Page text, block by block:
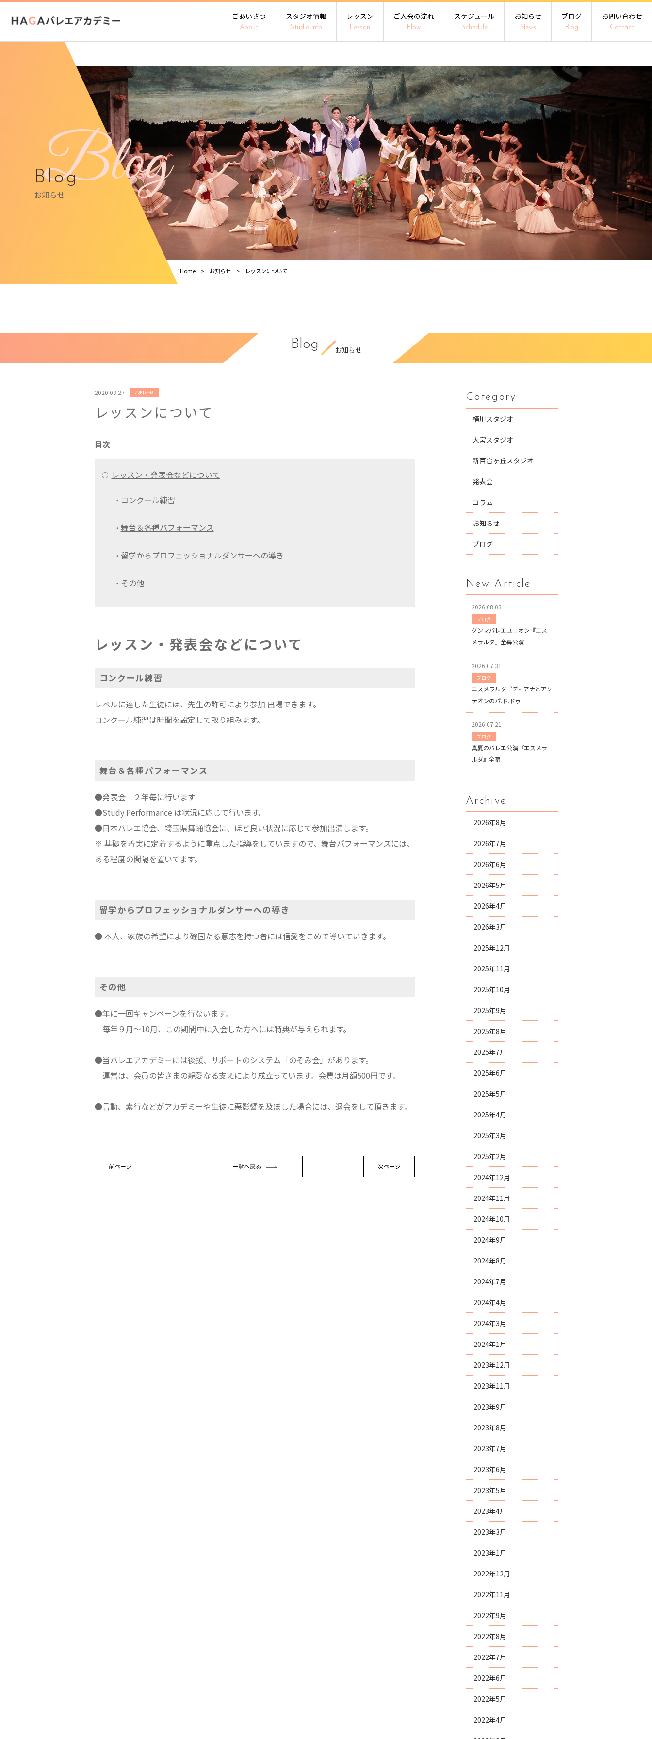
ごあいさつ
About
スタジオ情報
Studio Info
レッスン
Lesson
ご入会の流れ
Flow
スケジュール
Schedule
お知らせ
News
ブログ
Blog
お問い合わせ
Contact
Blog
Blog
お知らせ
Home お知らせ レッスンについて
Blog お知らせ
2020.03.27 お知らせ
レッスンについて
目次
○ レッスン・発表会などについて
・ コンクール練習
・ 舞台＆各種パフォーマンス
・ 留学からプロフェッショナルダンサーへの導き
・ その他
レッスン・発表会などについて
コンクール練習
レベルに達した生徒には、先生の許可により参加 出場できます。
コンクール練習は時間を設定して取り組みます。
舞台＆各種パフォーマンス
●発表会 ２年毎に行います
●Study Performance は状況に応じて行います。
●日本バレエ協会、埼玉県舞踊協会に、ほど良い状況に応じて参加出演します。
※ 基礎を着実に定着するように重点した指導をしていますので、舞台パフォーマンスには、
ある程度の間隔を置いてます。
留学からプロフェッショナルダンサーへの導き
● 本人、家族の希望により確固たる意志を持つ者には信愛をこめて導いていきます。
その他
●年に一回キャンペーンを行ないます。
毎年９月〜10月、この期間中に入会した方へには特典が与えられます。
●当バレエアカデミーには後援、サポートのシステム「のぞみ会」があります。
運営は、会員の皆さまの親愛なる支えにより成立っています。会費は月額500円です。
●言動、素行などがアカデミーや生徒に悪影響を及ぼした場合には、退会をして頂きます。
前ページ 一覧へ戻る 次ページ
Category
桶川スタジオ
大宮スタジオ
新百合ヶ丘スタジオ
発表会
コラム
お知らせ
ブログ
New Article
2026.08.03
ブログ
グンマバレエユニオン『エス
メラルダ』全幕公演
2026.07.31
ブログ
エスメラルダ『ディアナとアク
テオンのパ.ド.ドゥ
2026.07.21
ブログ
真夏のバレエ公演『エスメラ
ルダ』全幕
Archive
2026年8月
2026年7月
2026年6月
2026年5月
2026年4月
2026年3月
2025年12月
2025年11月
2025年10月
2025年9月
2025年8月
2025年7月
2025年6月
2025年5月
2025年4月
2025年3月
2025年2月
2024年12月
2024年11月
2024年10月
2024年9月
2024年8月
2024年7月
2024年4月
2024年3月
2024年1月
2023年12月
2023年11月
2023年9月
2023年8月
2023年7月
2023年6月
2023年5月
2023年4月
2023年3月
2023年1月
2022年12月
2022年11月
2022年9月
2022年8月
2022年7月
2022年6月
2022年5月
2022年4月